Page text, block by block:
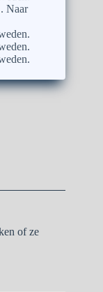
Naar
of ze